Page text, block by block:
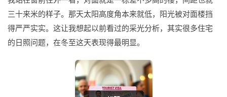
三十来米的样子。那天太阳高度角本来就低，阳光被对面楼挡
得严严实实。这让我想起以前看过的采光分析，其实很多住宅
的日照问题，在冬至这天表现得最明显。